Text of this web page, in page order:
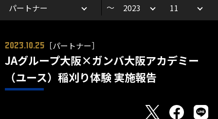
～
2023.10.25 ［パートナー］
JAグループ大阪×ガンバ大阪アカデミー
（ユース）稲刈り体験 実施報告